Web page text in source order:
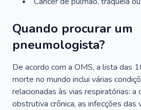
Quando procurar um
pneumologista?
De acordo com a OMS, a lista das
morte no mundo inclui várias
relacionadas às vias respiratórias: a
obstrutiva crônica, as infecções das